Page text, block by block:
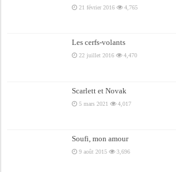
21 février 2016 4,765
Les cerfs-volants
22 juillet 2016 4,470
Scarlett et Novak
5 mars 2021 4,017
Soufi, mon amour
9 août 2015 3,696